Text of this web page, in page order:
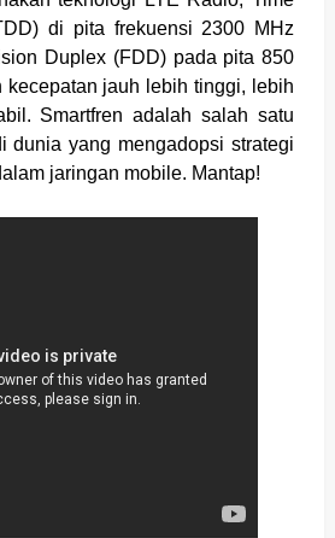
di pita frekuensi 2300 MHz
Duplex (FDD) pada pita 850
kecepatan jauh lebih tinggi, lebih
Smartfren adalah salah satu
dunia yang mengadopsi strategi
jaringan mobile. Mantap!